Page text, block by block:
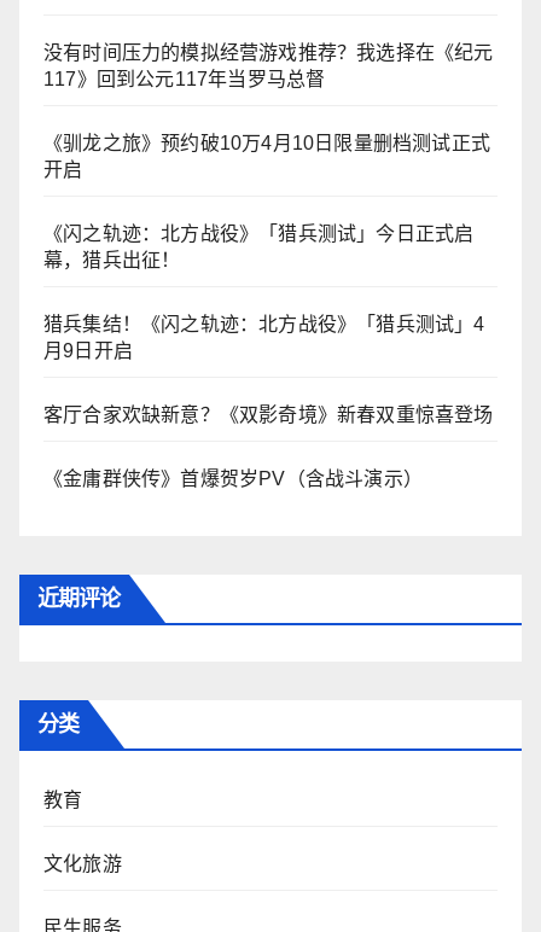
没有时间压力的模拟经营游戏推荐？我选择在《纪元
117》回到公元117年当罗马总督
《驯龙之旅》预约破10万4月10日限量删档测试正式
开启
《闪之轨迹：北方战役》「猎兵测试」今日正式启
幕，猎兵出征！
猎兵集结！《闪之轨迹：北方战役》「猎兵测试」4
月9日开启
客厅合家欢缺新意？《双影奇境》新春双重惊喜登场
《金庸群侠传》首爆贺岁PV（含战斗演示）
近期评论
分类
教育
文化旅游
民生服务